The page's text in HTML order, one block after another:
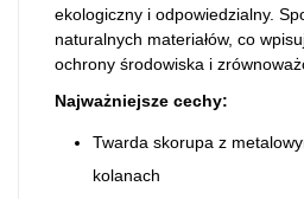
ekologiczny i odpowiedzialny.
naturalnych materiałów, co
ochrony środowiska i
Najważniejsze cechy:
Twarda skorupa z
kolanach